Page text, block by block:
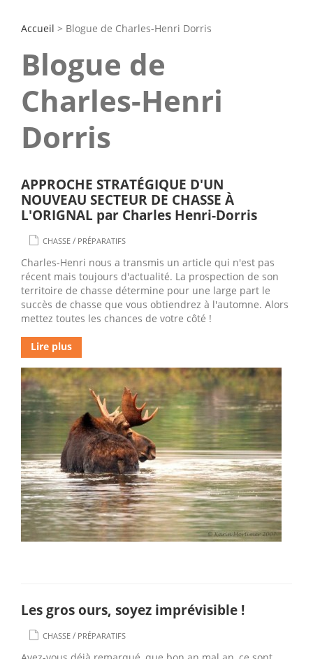
Accueil > Blogue de Charles-Henri Dorris
Blogue de
Charles-Henri
Dorris
APPROCHE STRATÉGIQUE D'UN
NOUVEAU SECTEUR DE CHASSE À
L'ORIGNAL par Charles Henri-Dorris
CHASSE / PRÉPARATIFS
Charles-Henri nous a transmis un article qui n'est pas
récent mais toujours d'actualité. La prospection de son
territoire de chasse détermine pour une large part le
succès de chasse que vous obtiendrez à l'automne. Alors
mettez toutes les chances de votre côté !
Lire plus
Les gros ours, soyez imprévisible !
CHASSE / PRÉPARATIFS